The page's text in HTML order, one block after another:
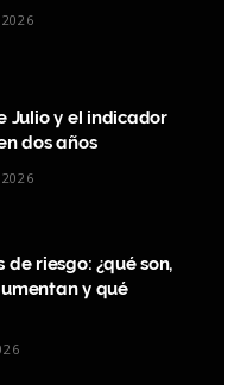
Julio y el indicador
dos años
de riesgo: ¿qué son,
y qué